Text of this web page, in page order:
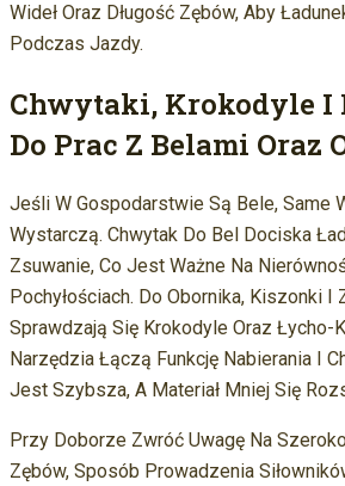
Wideł Oraz Długość Zębów, Aby
Podczas Jazdy.
Chwytaki, Krokodyle I
Do Prac Z Belami Oraz
Jeśli W Gospodarstwie Są Bele, Same
Wystarczą. Chwytak Do Bel Dociska
Zsuwanie, Co Jest Ważne Na
Pochyłościach. Do Obornika, Kiszonki I
Sprawdzają Się Krokodyle Oraz Łycho-
Narzędzia Łączą Funkcję Nabierania I
Jest Szybsza, A Materiał Mniej Się
Przy Doborze Zwróć Uwagę Na
Zębów, Sposób Prowadzenia